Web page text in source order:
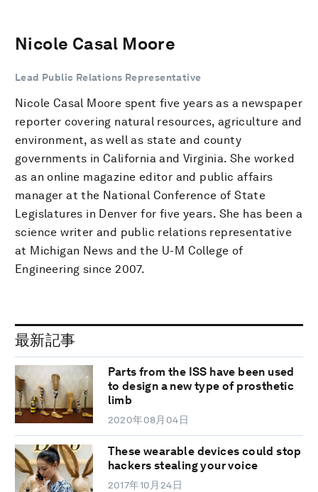
Nicole Casal Moore
Lead Public Relations Representative
Nicole Casal Moore spent five years as a newspaper
reporter covering natural resources, agriculture and
environment, as well as state and county
governments in California and Virginia. She worked
as an online magazine editor and public affairs
manager at the National Conference of State
Legislatures in Denver for five years. She has been a
science writer and public relations representative
at Michigan News and the U-M College of
Engineering since 2007.
最新記事
Parts from the ISS have been used
to design a new type of prosthetic
limb
2020年08月04日
These wearable devices could stop
hackers stealing your voice
2017年10月24日